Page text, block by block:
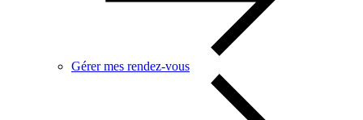
Gérer mes rendez-vous